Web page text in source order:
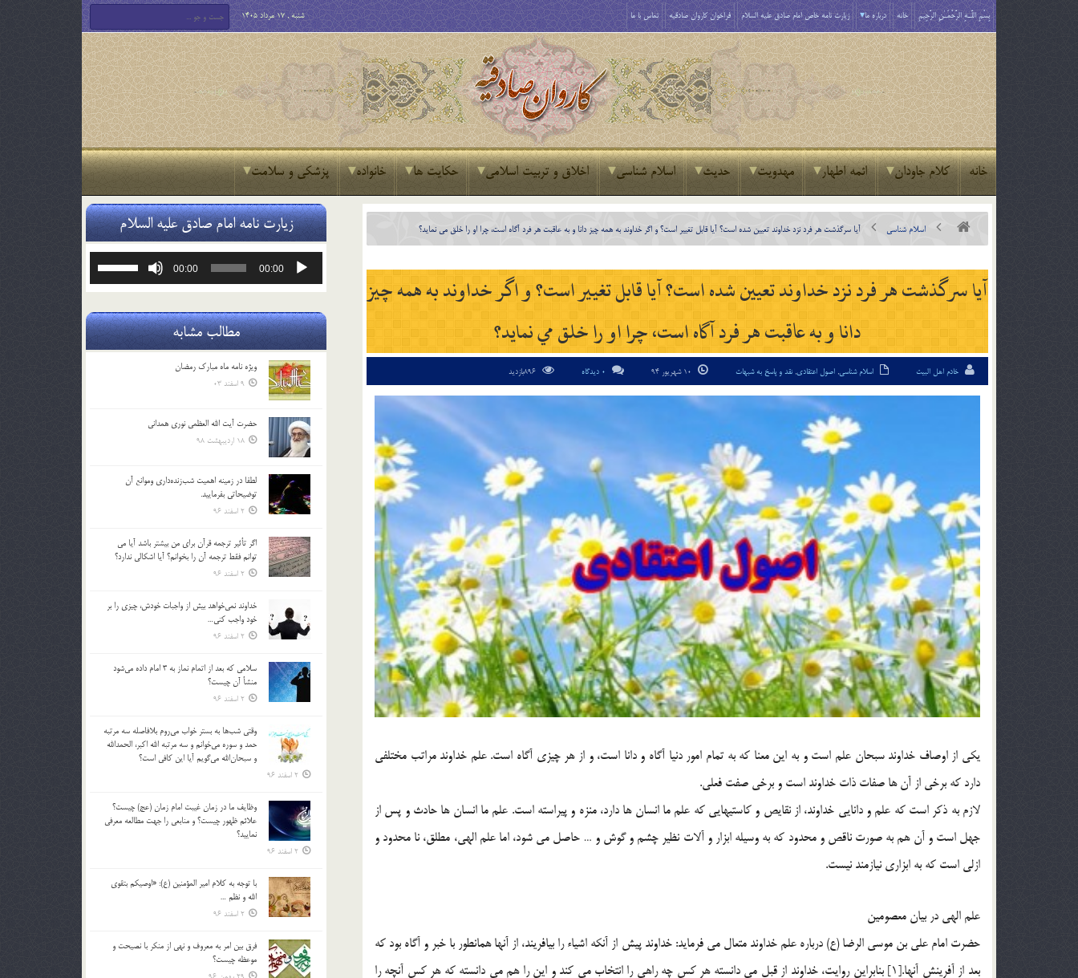
بِسْمِ اللَّـهِ الرَّحْمَـٰنِ الرَّحِيمِ خانه درباره ما زیارت نامه خاص امام صادق علیه السلام فراخوان کاروان صادقیه تماس با ما شنبه , 17 مرداد 1405
خانه کلام جاودان ائمه اطهار مهدویت حدیث اسلام شناسی اخلاق و تربیت اسلامی حکایت ها خانواده پزشکی و سلامت
اسلام شناسی آيا سرگذشت هر فرد نزد خداوند تعيين شده است؟ آيا قابل تغيير است؟ و اگر خداوند به همه چيز دانا و به عاقبت هر فرد آگاه است، چرا او را خلق مي نمايد؟
آيا سرگذشت هر فرد نزد خداوند تعيين شده است؟ آيا قابل تغيير است؟ و اگر خداوند به همه چيز
دانا و به عاقبت هر فرد آگاه است، چرا او را خلق مي نمايد؟
خادم اهل البیت اسلام شناسی, اصول اعتقادی, نقد و پاسخ به شبهات 0 دیدگاه
يکي از اوصاف خداوند سبحان علم است و به اين معنا که به تمام امور دنيا آگاه و دانا است، و از هر چيزي آگاه است. علم خداوند مراتب مختلفي
دارد که برخي از آن ها صفات ذات خداوند است و برخي صفت فعلي.
لازم به ذکر است که علم و دانايي خداوند، از نقايص و کاستيهايي که علم ما انسان ها دارد، منزه و پيراسته است. علم ما انسان ها حادث و پس از
جهل است و آن هم به صورت ناقص و محدود که به وسيله ابزار و آلات نظير چشم و گوش و … حاصل مي شود، اما علم الهي، مطلق، نا محدود و
ازلي است که به ابزاري نيازمند نيست.
علم الهي در بيان معصومين
حضرت امام علي بن موسي الرضا (ع) درباره علم خداوند متعال مي فرمايد: خداوند پيش از آنكه اشياء را بيافريند، از آنها همانطور با خبر و آگاه بود كه
بعد از آفرينش آنها.[1] بنابراين روايت، خداوند از قبل مي دانسته هر كس چه راهي را انتخاب مي كند و اين را هم مي دانسته كه هر كس آنچه را
زیارت نامه امام صادق علیه السلام
پخش‌کننده
00:00
00:00
یا
صدا
کلیدهای
مطالب مشابه
ویژه نامه ماه مبارک رمضان
9 اسفند 03
حضرت آیت الله العظمی نوری همدانی
18 اردیبهشت 98
لطفا در زمينه اهميت شب‌زنده‌داري وموانع آن
توضيحاتي بفرماييد.
2 اسفند 96
اگر تأثير ترجمه قرآن براي من بيشتر باشد آيا مي
توانم فقط ترجمه آن را بخوانم؟ آيا اشكالي ندارد؟
2 اسفند 96
خداوند نمي‌خواهد بيش از واجبات خودش، چيزي را بر
خود واجب كني…
2 اسفند 96
سلامي كه بعد از اتمام نماز به 3 امام داده مي‌شود
منشأ آن چيست؟
2 اسفند 96
وقتي شب‌ها به بستر خواب مي‌روم بلافاصله سه مرتبه
حمد و سوره مي‌خوانم و سه مرتبه الله اكبر، الحمدالله
و سبحان‌الله مي‌گويم آيا اين كافي است؟
2 اسفند 96
وظايف ما در زمان غيبت امام زمان (عج) چيست؟
علائم ظهور چيست؟ و منابعي را جهت مطالعه معرفي
نماييد؟
2 اسفند 96
با توجه به كلام امير المؤمنين (ع): «اوصيكم بتقوي
الله و نظم …
2 اسفند 96
فرق بين امر به معروف و نهي از منكر با نصيحت و
موعظه چيست؟